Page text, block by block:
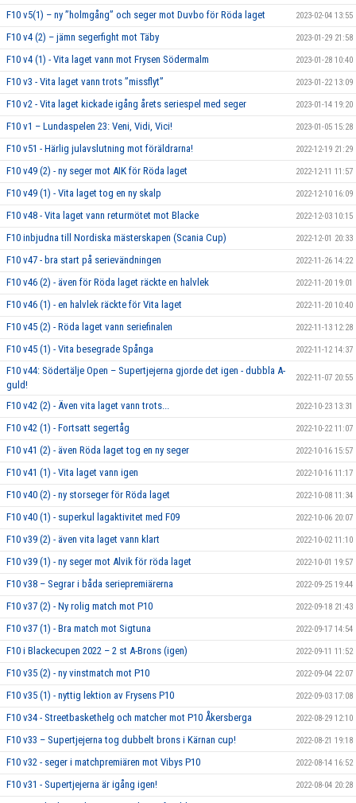
F10 v5(1) – ny ”holmgång” och seger mot Duvbo för Röda laget 2023-02-04 13:55
F10 v4 (2) – jämn segerfight mot Täby 2023-01-29 21:58
F10 v4 (1) - Vita laget vann mot Frysen Södermalm 2023-01-28 10:40
F10 v3 - Vita laget vann trots ”missflyt” 2023-01-22 13:09
F10 v2 - Vita laget kickade igång årets seriespel med seger 2023-01-14 19:20
F10 v1 – Lundaspelen 23: Veni, Vidi, Vici! 2023-01-05 15:28
F10 v51 - Härlig julavslutning mot föräldrarna! 2022-12-19 21:29
F10 v49 (2) - ny seger mot AIK för Röda laget 2022-12-11 11:57
F10 v49 (1) - Vita laget tog en ny skalp 2022-12-10 16:09
F10 v48 - Vita laget vann returmötet mot Blacke 2022-12-03 10:15
F10 inbjudna till Nordiska mästerskapen (Scania Cup) 2022-12-01 20:33
F10 v47 - bra start på serievändningen 2022-11-26 14:22
F10 v46 (2) - även för Röda laget räckte en halvlek 2022-11-20 19:01
F10 v46 (1) - en halvlek räckte för Vita laget 2022-11-20 10:40
F10 v45 (2) - Röda laget vann seriefinalen 2022-11-13 12:28
F10 v45 (1) - Vita besegrade Spånga 2022-11-12 14:37
F10 v44: Södertälje Open – Supertjejerna gjorde det igen - dubbla A-
guld!
2022-11-07 20:55
F10 v42 (2) - Även vita laget vann trots... 2022-10-23 13:31
F10 v42 (1) - Fortsatt segertåg 2022-10-22 11:07
F10 v41 (2) - även Röda laget tog en ny seger 2022-10-16 15:57
F10 v41 (1) - Vita laget vann igen 2022-10-16 11:17
F10 v40 (2) - ny storseger för Röda laget 2022-10-08 11:34
F10 v40 (1) - superkul lagaktivitet med F09 2022-10-06 20:07
F10 v39 (2) - även vita laget vann klart 2022-10-02 11:10
F10 v39 (1) - ny seger mot Alvik för röda laget 2022-10-01 19:57
F10 v38 – Segrar i båda seriepremiärerna 2022-09-25 19:44
F10 v37 (2) - Ny rolig match mot P10 2022-09-18 21:43
F10 v37 (1) - Bra match mot Sigtuna 2022-09-17 14:54
F10 i Blackecupen 2022 – 2 st A-Brons (igen) 2022-09-11 11:52
F10 v35 (2) - ny vinstmatch mot P10 2022-09-04 22:07
F10 v35 (1) - nyttig lektion av Frysens P10 2022-09-03 17:08
F10 v34 - Streetbaskethelg och matcher mot P10 Åkersberga 2022-08-29 12:10
F10 v33 – Supertjejerna tog dubbelt brons i Kärnan cup! 2022-08-21 19:18
F10 v32 - seger i matchpremiären mot Vibys P10 2022-08-14 16:52
F10 v31 - Supertjejerna är igång igen! 2022-08-04 20:28